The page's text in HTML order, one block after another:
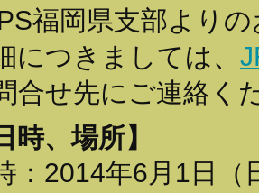
福岡県支部より
につきましては、
合せ先にご連絡く
時、場所】
：2014年6月1日